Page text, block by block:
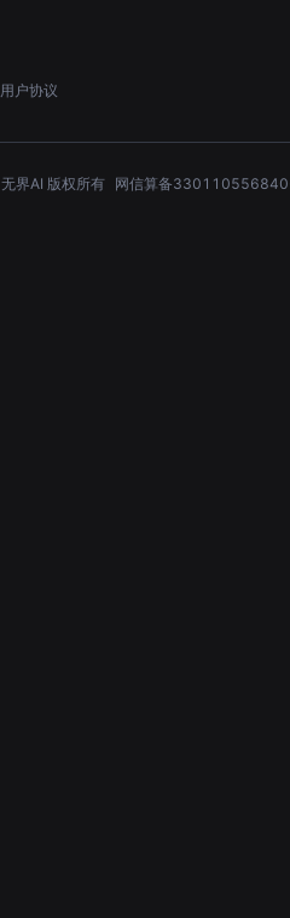
用户协议
无界AI 版权所有 网信算备